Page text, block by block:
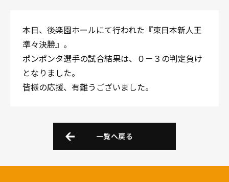
八王子中屋ボクシングジム
〒192-0072 東京都八王子市南町3-8 第2原嶋ビル1F
Tel/Fax：042-622-7222
営業時間：月〜土 14:00〜22:00 / 日・祝 14:00〜19:00
本日、後楽園ホールにて行われた『東日本新人王
準々決勝』。
ポンポンタ選手の試合結果は、０－３の判定負け
となりました。
皆様の応援、有難うございました。
一覧へ戻る